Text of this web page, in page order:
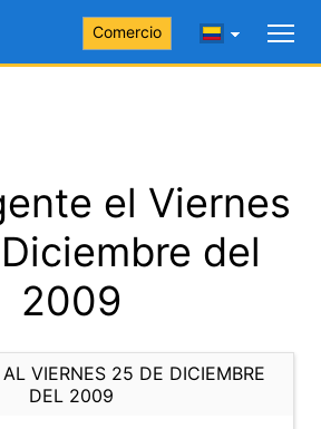
Comercio
el Viernes
del
2009
VIERNES 25 DE DICIEMBRE
DEL 2009